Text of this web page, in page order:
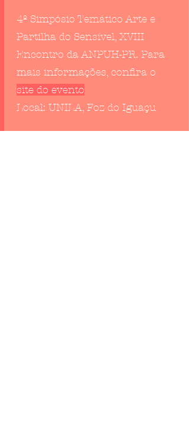
4º Simpósio Temático Arte e
Partilha do Sensível, XVIII
Encontro da ANPUH-PR. Para
mais informações, confira o
site do evento
Local: UNILA, Foz do Iguaçu